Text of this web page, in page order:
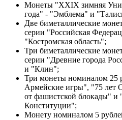
Монеты "XXIX зимняя
года" - "Эмблема" и
Две биметаллические
серии "Российская
"Костромская область";
Три биметаллические
серии "Древние города
и "Клин";
Три монеты номиналом 25
Армейские игры", "75 лет
от фашистской блокады" и
Конституции";
Монету номиналом 5